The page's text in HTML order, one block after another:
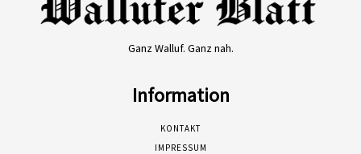
Ganz Walluf. Ganz nah.
Information
KONTAKT
IMPRESSUM